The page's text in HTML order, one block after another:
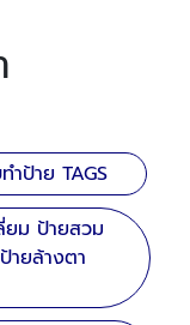
ำป้าย TAGS
ยม ป้ายสวม
ยล้างตา